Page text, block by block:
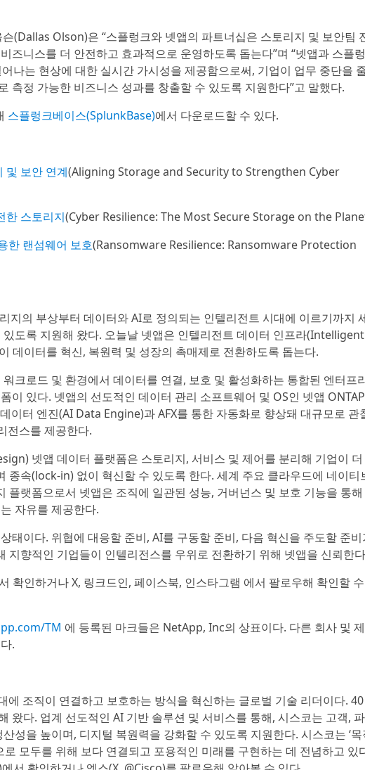
(Dallas Olson)은 “스플렁크와 넷앱의 파트너십은 스토리지 및 보안팀
즈니스를 더 안전하고 효과적으로 운영하도록 돕는다”며 “넷앱과 스플
나는 현상에 대한 실시간 가시성을 제공함으로써, 기업이 업무 중단을
측정 가능한 비즈니스 성과를 창출할 수 있도록 지원한다”고 말했다.
스플렁크베이스(SplunkBase)에서 다운로드할 수 있다.
및 보안 연계(Aligning Storage and Security to Strengthen Cyber
한 스토리지(Cyber Resilience: The Most Secure Storage on the
한 랜섬웨어 보호(Ransomware Resilience: Ransomware Protection
지의 부상부터 데이터와 AI로 정의되는 인텔리전트 시대에 이르기까지
도록 지원해 왔다. 오늘날 넷앱은 인텔리전트 데이터 인프라(Intelligent
이터를 혁신, 복원력 및 성장의 촉매제로 전환하도록 돕는다.
크로드 및 환경에서 데이터를 연결, 보호 및 활성화하는 통합된 엔터프
이 있다. 넷앱의 선도적인 데이터 관리 소프트웨어 및 OS인 넷앱
이터 엔진(AI Data Engine)과 AFX를 통한 자동화로 향상돼 대규모로 관
전스를 제공한다.
넷앱 데이터 플랫폼은 스토리지, 서비스 및 제어를 분리해 기업이
종속(lock-in) 없이 혁신할 수 있도록 한다. 세계 주요 클라우드에 네이티
플랫폼으로서 넷앱은 조직에 일관된 성능, 거버넌스 및 보호 기능을 통해
자유를 제공한다.
태이다. 위협에 대응할 준비, AI를 구동할 준비, 다음 혁신을 주도할 준비
지향적인 기업들이 인텔리전스를 우위로 전환하기 위해 넷앱을 신뢰한
확인하거나 X, 링크드인, 페이스북, 인스타그램 에서 팔로우해 확인할
TM 에 등록된 마크들은 NetApp, Inc의 상표이다. 다른 회사 및
.
에 조직이 연결하고 보호하는 방식을 혁신하는 글로벌 기술 리더이다.
왔다. 업계 선도적인 AI 기반 솔루션 및 서비스를 통해, 시스코는 고객,
성을 높이며, 디지털 복원력을 강화할 수 있도록 지원한다. 시스코는 ‘목
모두를 위해 보다 연결되고 포용적인 미래를 구현하는 데 전념하고 있